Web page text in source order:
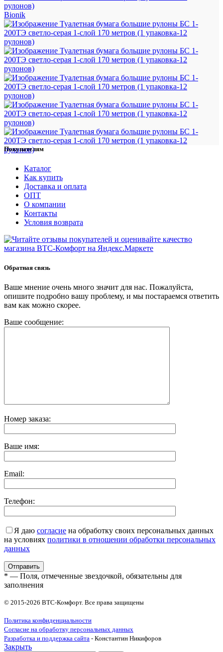
Bionik
Покупателям
Каталог
Как купить
Доставка и оплата
ОПТ
О компании
Контакты
Условия возврата
Обратная связь
Ваше мнение очень много значит для нас. Пожалуйста,
опишите подробно вашу проблему, и мы постараемся ответить
вам как можно скорее.
Ваше сообщение:
Номер заказа:
Ваше имя:
Email:
Телефон:
Я даю согласие на обработку своих персональных данных
на условиях политики в отношении обработки персональных
данных
* — Поля, отмеченные звездочкой, обязательны для
заполнения
© 2015-2026 ВТС-Комфорт. Все права защищены
Политика конфиденциальности
Согласие на обработку персональных данных
Разработка и поддержка сайта - Константин Никифоров
Закрыть